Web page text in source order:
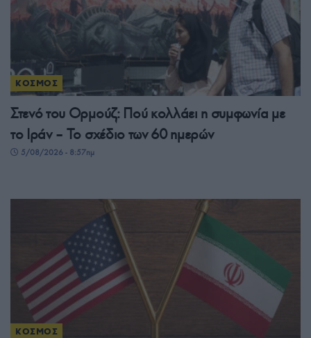
ΚΟΣΜΟΣ
Στενό του Ορμούζ: Πού κολλάει η συμφωνία με
το Ιράν – Το σχέδιο των 60 ημερών
5/08/2026 - 8:57πμ
ΚΟΣΜΟΣ